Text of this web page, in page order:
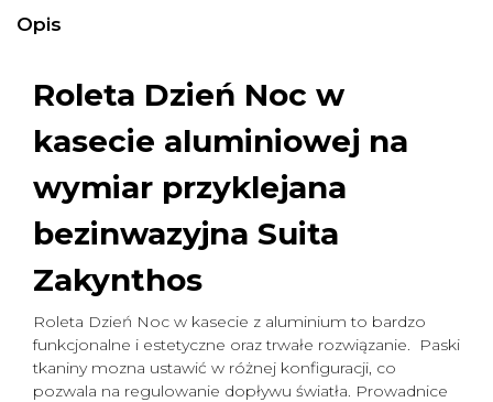
Opis
Roleta Dzień Noc w
kasecie aluminiowej na
wymiar przyklejana
bezinwazyjna Suita
Zakynthos
Roleta Dzień Noc w kasecie z aluminium to bardzo
funkcjonalne i estetyczne oraz trwałe rozwiązanie. Paski
tkaniny mozna ustawić w różnej konfiguracji, co
pozwala na regulowanie dopływu światła. Prowadnice